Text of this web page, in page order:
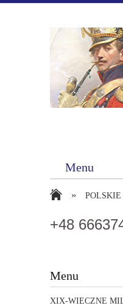
Menu
»
+48
Menu
XIX-WIECZNE